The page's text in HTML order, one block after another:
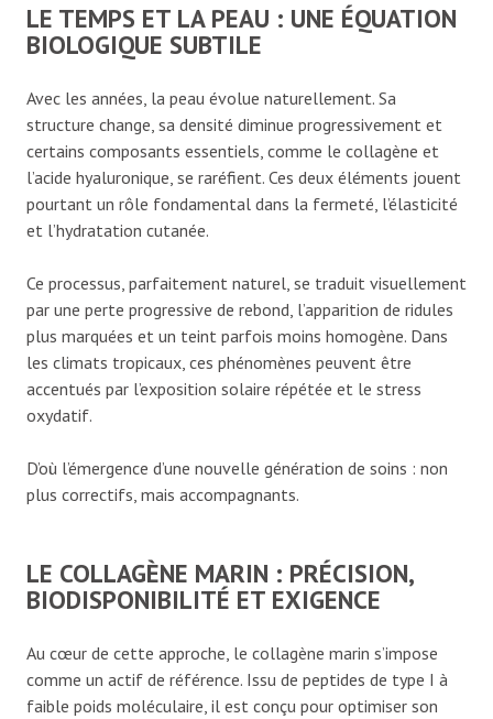
LE TEMPS ET LA PEAU : UNE ÉQUATION
BIOLOGIQUE SUBTILE
Avec les années, la peau évolue naturellement. Sa
structure change, sa densité diminue progressivement et
certains composants essentiels, comme le collagène et
l’acide hyaluronique, se raréfient. Ces deux éléments jouent
pourtant un rôle fondamental dans la fermeté, l’élasticité
et l’hydratation cutanée.
Ce processus, parfaitement naturel, se traduit visuellement
par une perte progressive de rebond, l’apparition de ridules
plus marquées et un teint parfois moins homogène. Dans
les climats tropicaux, ces phénomènes peuvent être
accentués par l’exposition solaire répétée et le stress
oxydatif.
D’où l’émergence d’une nouvelle génération de soins : non
plus correctifs, mais accompagnants.
LE COLLAGÈNE MARIN : PRÉCISION,
BIODISPONIBILITÉ ET EXIGENCE
Au cœur de cette approche, le collagène marin s’impose
comme un actif de référence. Issu de peptides de type I à
faible poids moléculaire, il est conçu pour optimiser son